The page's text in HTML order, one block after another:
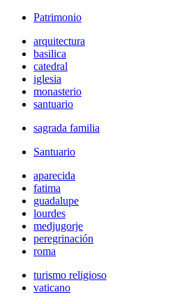
Patrimonio
arquitectura
basilica
catedral
iglesia
monasterio
santuario
sagrada familia
Santuario
aparecida
fatima
guadalupe
lourdes
medjugorje
peregrinación
roma
turismo religioso
vaticano